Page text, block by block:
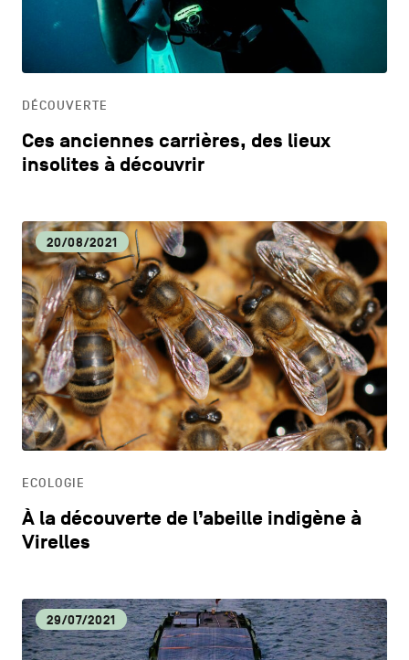
COOKIES POLICY
POLITIQUE VIE PRIVÉE
FR NL EN
CM
DÉCOUVERTE
DYNAMISME ÉCONOMIQUE
ECOLOGIE
EDUCATION
HORECA
DÉCOUVERTE
Ces anciennes carrières, des lieux
insolites à découvrir
20/08/2021
ECOLOGIE
À la découverte de l’abeille indigène à
Virelles
29/07/2021